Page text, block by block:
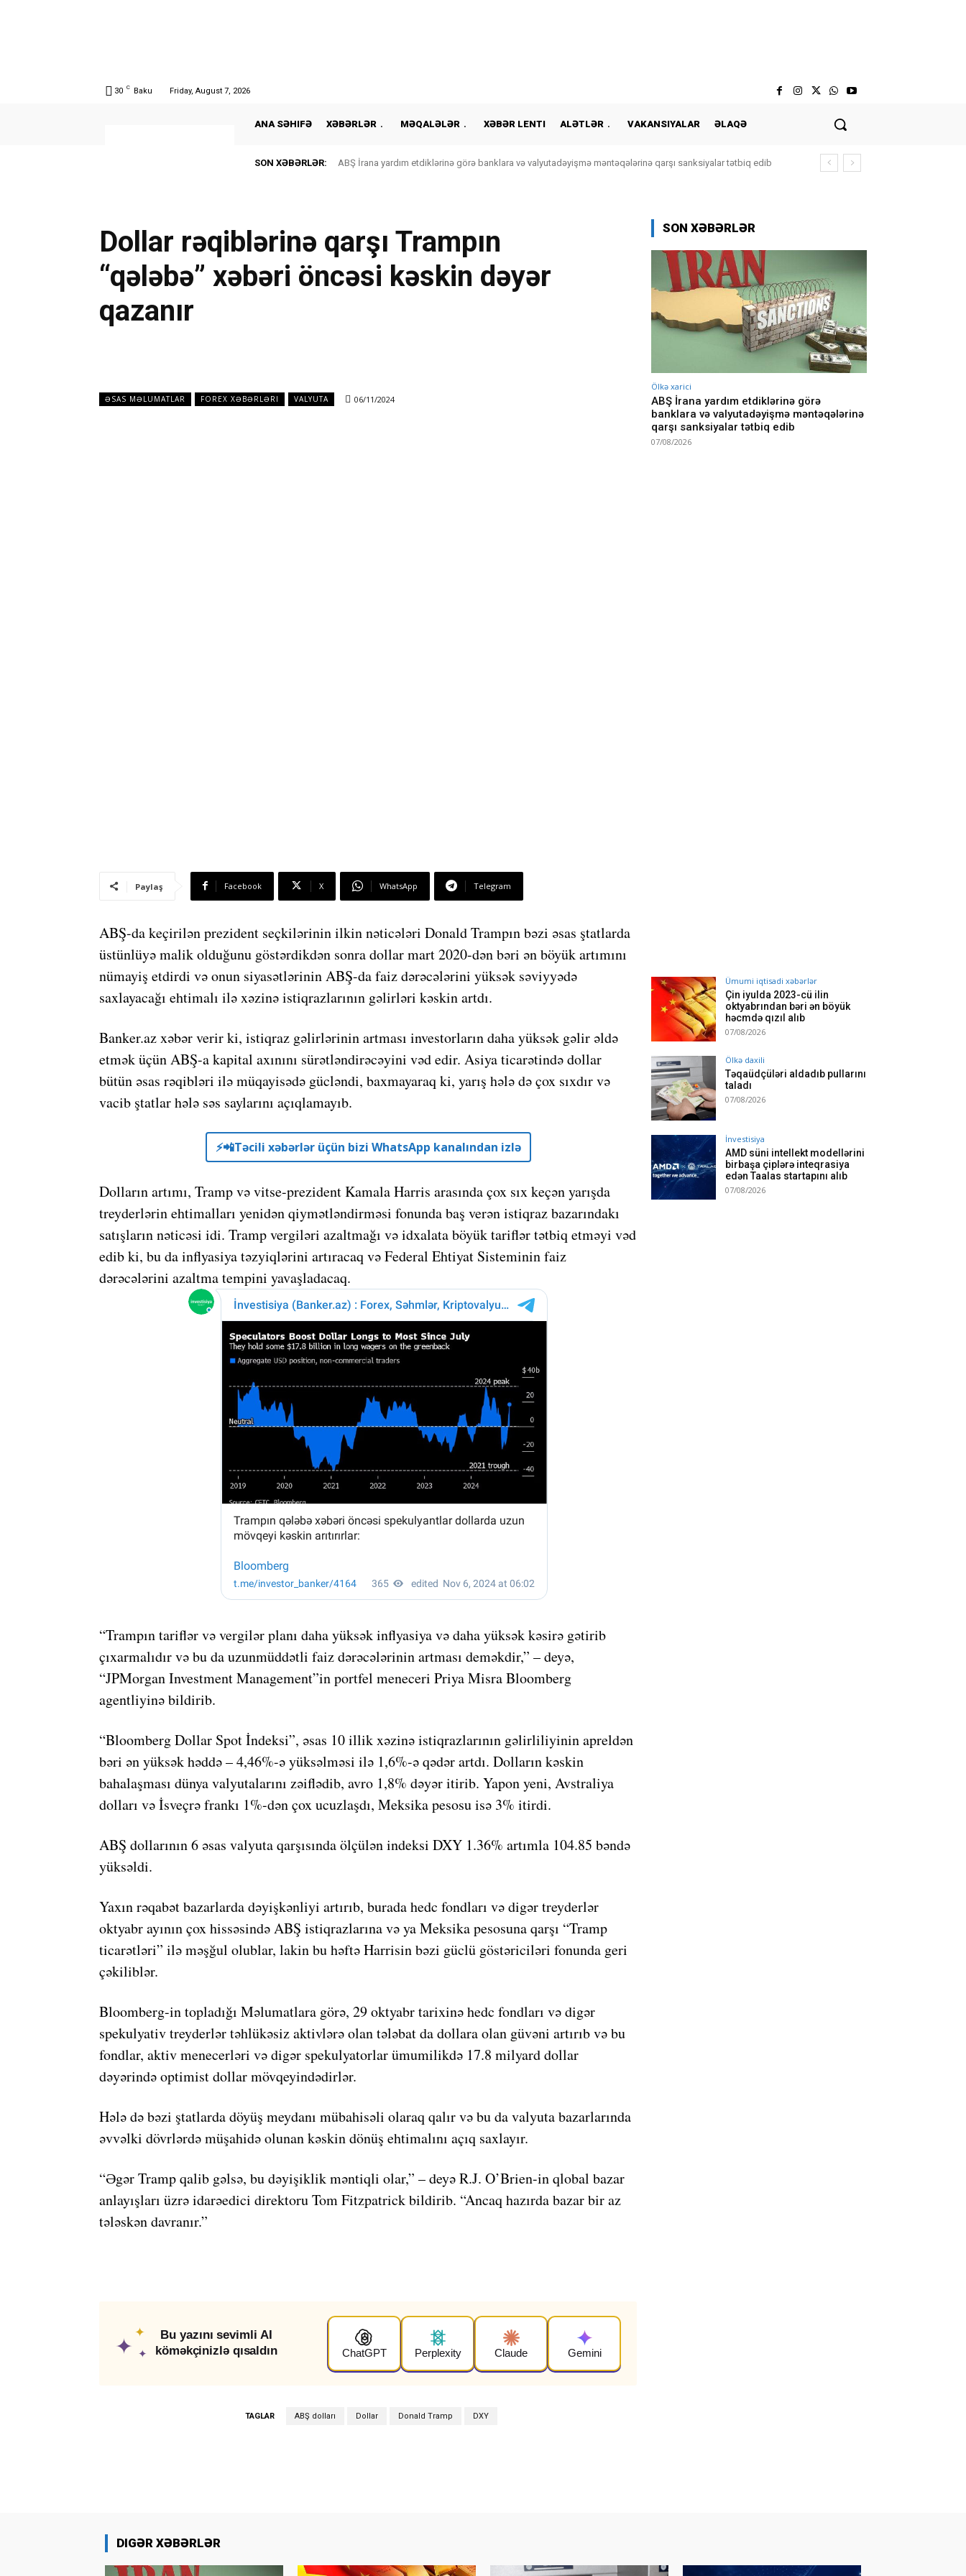
30 C Baku Friday, August 7, 2026
ANA SƏHIFƏ XƏBƏRLƏR MƏQALƏLƏR XƏBƏR LENTI ALƏTLƏR VAKANSIYALAR ƏLAQƏ
SON XƏBƏRLƏR: ABŞ İrana yardım etdiklərinə görə banklara və valyutadəyişmə məntəqələrinə qarşı sanksiyalar tətbiq edib
Dollar rəqiblərinə qarşı Trampın
“qələbə” xəbəri öncəsi kəskin dəyər
qazanır
ƏSAS MƏLUMATLAR FOREX XƏBƏRLƏRI VALYUTA 06/11/2024
Paylaş Facebook X WhatsApp Telegram
ABŞ-da keçirilən prezident seçkilərinin ilkin nəticələri Donald Trampın bəzi əsas ştatlarda
üstünlüyə malik olduğunu göstərdikdən sonra dollar mart 2020-dən bəri ən böyük artımını
nümayiş etdirdi və onun siyasətlərinin ABŞ-da faiz dərəcələrini yüksək səviyyədə
saxlayacağı ehtimalı ilə xəzinə istiqrazlarının gəlirləri kəskin artdı.
Banker.az xəbər verir ki, istiqraz gəlirlərinin artması investorların daha yüksək gəlir əldə
etmək üçün ABŞ-a kapital axınını sürətləndirəcəyini vəd edir. Asiya ticarətində dollar
bütün əsas rəqibləri ilə müqayisədə gücləndi, baxmayaraq ki, yarış hələ də çox sıxdır və
vacib ştatlar hələ səs saylarını açıqlamayıb.
⚡️📲Təcili xəbərlər üçün bizi WhatsApp kanalından izlə
Dolların artımı, Tramp və vitse-prezident Kamala Harris arasında çox sıx keçən yarışda
treyderlərin ehtimalları yenidən qiymətləndirməsi fonunda baş verən istiqraz bazarındakı
satışların nəticəsi idi. Tramp vergiləri azaltmağı və idxalata böyük tariflər tətbiq etməyi vəd
edib ki, bu da inflyasiya təzyiqlərini artıracaq və Federal Ehtiyat Sisteminin faiz
dərəcələrini azaltma tempini yavaşladacaq.
“Trampın tariflər və vergilər planı daha yüksək inflyasiya və daha yüksək kəsirə gətirib
çıxarmalıdır və bu da uzunmüddətli faiz dərəcələrinin artması deməkdir,” – deyə,
“JPMorgan Investment Management”in portfel meneceri Priya Misra Bloomberg
agentliyinə bildirib.
“Bloomberg Dollar Spot İndeksi”, əsas 10 illik xəzinə istiqrazlarının gəlirliliyinin apreldən
bəri ən yüksək həddə – 4,46%-ə yüksəlməsi ilə 1,6%-ə qədər artdı. Dolların kəskin
bahalaşması dünya valyutalarını zəiflədib, avro 1,8% dəyər itirib. Yapon yeni, Avstraliya
dolları və İsveçrə frankı 1%-dən çox ucuzlaşdı, Meksika pesosu isə 3% itirdi.
ABŞ dollarının 6 əsas valyuta qarşısında ölçülən indeksi DXY 1.36% artımla 104.85 bəndə
yüksəldi.
Yaxın rəqabət bazarlarda dəyişkənliyi artırıb, burada hedc fondları və digər treyderlər
oktyabr ayının çox hissəsində ABŞ istiqrazlarına və ya Meksika pesosuna qarşı “Tramp
ticarətləri” ilə məşğul olublar, lakin bu həftə Harrisin bəzi güclü göstəriciləri fonunda geri
çəkiliblər.
Bloomberg-in topladığı Məlumatlara görə, 29 oktyabr tarixinə hedc fondları və digər
spekulyativ treyderlər təhlükəsiz aktivlərə olan tələbat da dollara olan güvəni artırıb və bu
fondlar, aktiv menecerləri və digər spekulyatorlar ümumilikdə 17.8 milyard dollar
dəyərində optimist dollar mövqeyindədirlər.
Hələ də bəzi ştatlarda döyüş meydanı mübahisəli olaraq qalır və bu da valyuta bazarlarında
əvvəlki dövrlərdə müşahidə olunan kəskin dönüş ehtimalını açıq saxlayır.
“Əgər Tramp qalib gəlsə, bu dəyişiklik məntiqli olar,” – deyə R.J. O’Brien-in qlobal bazar
anlayışları üzrə idarəedici direktoru Tom Fitzpatrick bildirib. “Ancaq hazırda bazar bir az
tələskən davranır.”
✦
✦
✦
Bu yazını sevimli AI
köməkçinizlə qısaldın
ChatGPT Perplexity Claude Gemini
TAGLAR ABŞ dolları Dollar Donald Tramp DXY
SON XƏBƏRLƏR
Ölkə xarici
ABŞ İrana yardım etdiklərinə görə
banklara və valyutadəyişmə məntəqələrinə
qarşı sanksiyalar tətbiq edib
07/08/2026
Ümumi iqtisadi xəbərlər
Çin iyulda 2023-cü ilin
oktyabrından bəri ən böyük
həcmdə qızıl alıb
07/08/2026
Ölkə daxili
Təqaüdçüləri aldadıb pullarını
taladı
07/08/2026
İnvestisiya
AMD süni intellekt modellərini
birbaşa çiplərə inteqrasiya
edən Taalas startapını alıb
07/08/2026
DIGƏR XƏBƏRLƏR